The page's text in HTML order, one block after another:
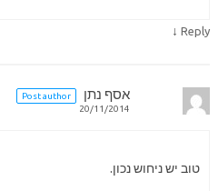
Reply
↓
אסף נתן
Post author
20/11/2014
טוב יש ניחוש נכון.